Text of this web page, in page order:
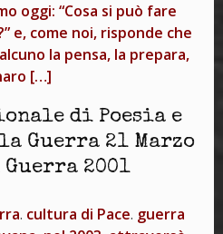
oggi: “Cosa si può fare
e, come noi, risponde che
la pensa, la prepara,
[…]
di Poesia e
Guerra 21 Marzo
Guerra 2001
. cultura di Pace. guerra